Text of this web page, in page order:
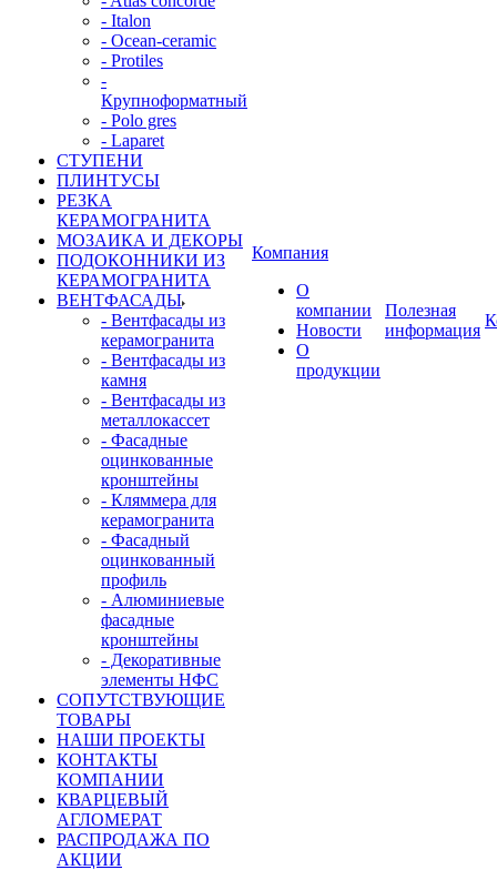
- Italon
- Ocean-ceramic
- Protiles
-
Крупноформатный
- Polo gres
- Laparet
СТУПЕНИ
ПЛИНТУСЫ
РЕЗКА
КЕРАМОГРАНИТА
МОЗАИКА И ДЕКОРЫ
ПОДОКОННИКИ ИЗ
КЕРАМОГРАНИТА
ВЕНТФАСАДЫ
- Вентфасады из
керамогранита
- Вентфасады из
камня
- Вентфасады из
металлокассет
- Фасадные
оцинкованные
кронштейны
- Кляммера для
керамогранита
- Фасадный
оцинкованный
профиль
- Алюминиевые
фасадные
кронштейны
- Декоративные
элементы НФС
СОПУТСТВУЮЩИЕ
ТОВАРЫ
НАШИ ПРОЕКТЫ
КОНТАКТЫ
КОМПАНИИ
КВАРЦЕВЫЙ
АГЛОМЕРАТ
РАСПРОДАЖА ПО
АКЦИИ
Компания
О
компании
Новости
О
продукции
Полезная
информация